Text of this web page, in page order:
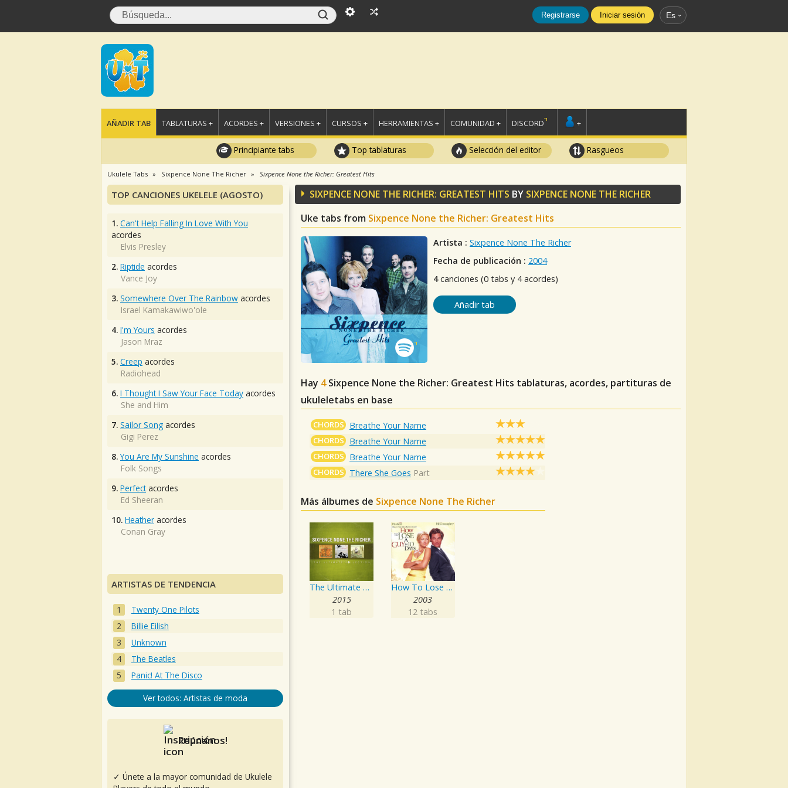
Registrarse Iniciar sesión Es
AÑADIR TAB TABLATURAS + ACORDES + VERSIONES + CURSOS + HERRAMIENTAS + COMUNIDAD + DISCORD +
Principiante tabs Top tablaturas Selección del editor Rasgueos
Ukulele Tabs Sixpence None The Richer Sixpence None the Richer: Greatest Hits
SIXPENCE NONE THE RICHER: GREATEST HITS BY SIXPENCE NONE THE RICHER
Uke tabs from Sixpence None the Richer: Greatest Hits
Artista : Sixpence None The Richer
Fecha de publicación : 2004
4canciones (0 tabs y 4 acordes)
Añadir tab
Hay 4 Sixpence None the Richer: Greatest Hits tablaturas, acordes, partituras de
ukuleletabs en base
CHORDS Breathe Your Name
CHORDS Breathe Your Name
CHORDS Breathe Your Name
CHORDS There She Goes Part
Más álbumes de Sixpence None The Richer
The Ultimate Collection
2015
1 tab
How To Lose A Guy In 10 Days: Music From The Motion Picture
2003
12 tabs
TOP CANCIONES UKELELE (AGOSTO)
1. Can't Help Falling In Love With You
acordes
Elvis Presley
2. Riptide acordes
Vance Joy
3. Somewhere Over The Rainbow acordes
Israel Kamakawiwo'ole
4. I'm Yours acordes
Jason Mraz
5. Creep acordes
Radiohead
6. I Thought I Saw Your Face Today acordes
She and Him
7. Sailor Song acordes
Gigi Perez
8. You Are My Sunshine acordes
Folk Songs
9. Perfectacordes
Ed Sheeran
10. Heather acordes
Conan Gray
ARTISTAS DE TENDENCIA
Twenty One Pilots
Billie Eilish
Unknown
The Beatles
Panic! At The Disco
Ver todos: Artistas de moda
Reúnanos!
✓ Únete a la mayor comunidad de Ukulele